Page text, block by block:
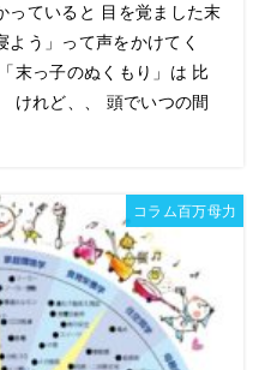
っていると 目を覚ました末
よう」って声をかけてく
末っ子のぬくもり」は 比
けれど、、 頭でいつの間
コラム百万母力